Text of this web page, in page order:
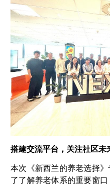
搭建交流平台，关注社区未
本次《新西兰的养老选择
了了解养老体系的重要窗